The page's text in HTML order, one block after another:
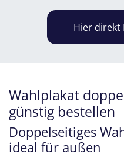
Hier direkt
Wahlplakat
günstig bestellen
Doppelseitiges
ideal für außen